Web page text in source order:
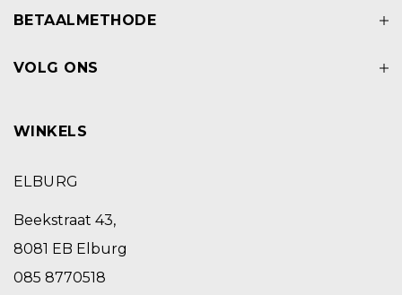
BETAALMETHODE
VOLG ONS
WINKELS
ELBURG
Beekstraat 43,
8081 EB Elburg
085 8770518